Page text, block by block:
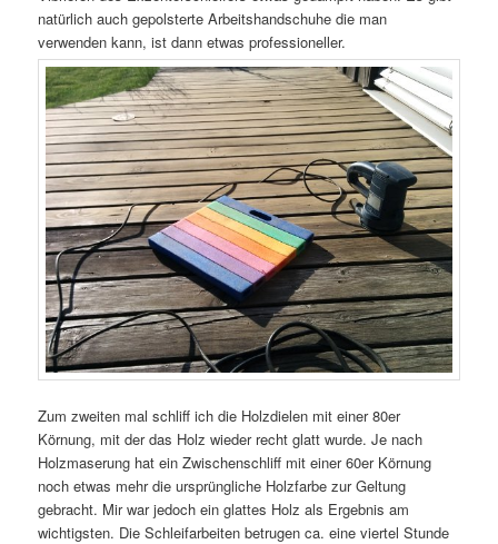
natürlich auch gepolsterte Arbeitshandschuhe die man
verwenden kann, ist dann etwas professioneller.
Zum zweiten mal schliff ich die Holzdielen mit einer 80er
Körnung, mit der das Holz wieder recht glatt wurde. Je nach
Holzmaserung hat ein Zwischenschliff mit einer 60er Körnung
noch etwas mehr die ursprüngliche Holzfarbe zur Geltung
gebracht. Mir war jedoch ein glattes Holz als Ergebnis am
wichtigsten. Die Schleifarbeiten betrugen ca. eine viertel Stunde